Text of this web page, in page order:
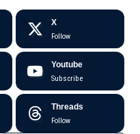
X
Follow
Youtube
Subscribe
Threads
Follow